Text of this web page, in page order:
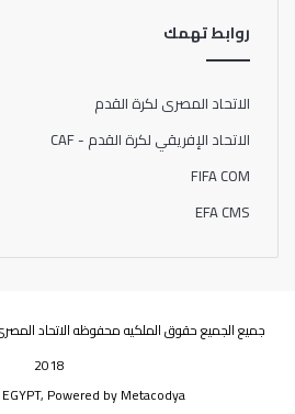
روابط تهمك
الاتحاد المصرى لكرة القدم
الاتحاد الإفريقي لكرة القدم - CAF
FIFA COM
EFA CMS
جميع الجميع حقوق الملكيه محفوظه الاتحاد
2018
, Powered byMetacodya